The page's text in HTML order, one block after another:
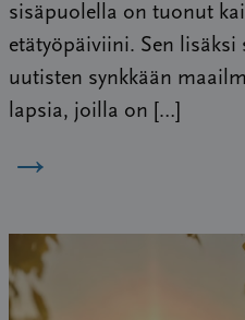
sisäpuolella on tuonut
etätyöpäiviini. Sen lisäksi
uutisten synkkään
lapsia, joilla on […]
→